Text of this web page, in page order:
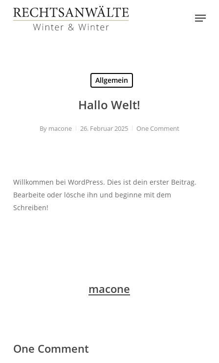
Menu
Allgemein
Hallo Welt!
By macone 26. Februar 2025 One Comment
Willkommen bei WordPress. Dies ist dein erster Beitrag.
Bearbeite oder lösche ihn und beginne mit dem
Schreiben!
macone
One Comment